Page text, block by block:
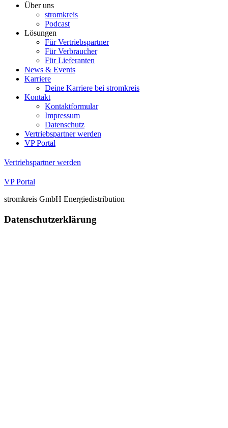
Über uns
stromkreis
Podcast
Lösungen
Für Vertriebspartner
Für Verbraucher
Für Lieferanten
News & Events
Karriere
Deine Karriere bei stromkreis
Kontakt
Kontaktformular
Impressum
Datenschutz
Vertriebspartner werden
VP Portal
Vertriebspartner werden
VP Portal
stromkreis GmbH Energiedistribution
Datenschutzerklärung